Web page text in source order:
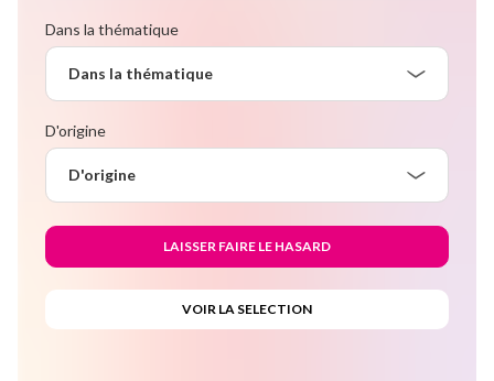
Dans la thématique
Dans la thématique
D'origine
D'origine